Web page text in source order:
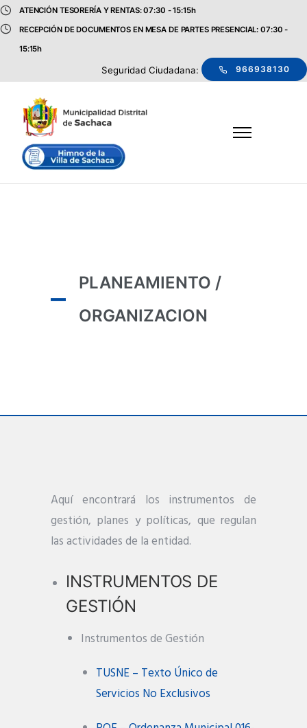
ATENCIÓN TESORERÍA Y RENTAS: 07:30 - 15:15h
RECEPCIÓN DE DOCUMENTOS EN MESA DE PARTES PRESENCIAL: 07:30 -
15:15h
Seguridad Ciudadana: 966938130
PLANEAMIENTO /
ORGANIZACION
Aquí encontrará los instrumentos de
gestión, planes y políticas, que regulan
las actividades de la entidad.
INSTRUMENTOS DE
GESTIÓN
Instrumentos de Gestión
TUSNE – Texto Único de
Servicios No Exclusivos